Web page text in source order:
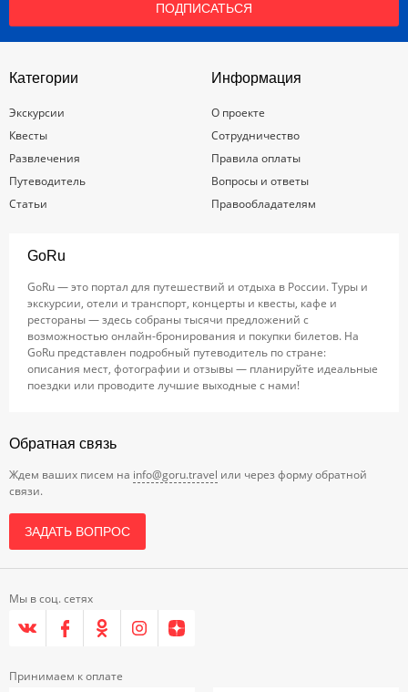
ПОДПИСАТЬСЯ
Категории
Экскурсии
Квесты
Развлечения
Путеводитель
Статьи
Информация
О проекте
Сотрудничество
Правила оплаты
Вопросы и ответы
Правообладателям
GoRu
GoRu — это портал для путешествий и отдыха в России. Туры и
экскурсии, отели и транспорт, концерты и квесты, кафе и
рестораны — здесь собраны тысячи предложений с
возможностью онлайн-бронирования и покупки билетов. На
GoRu представлен подробный путеводитель по стране:
описания мест, фотографии и отзывы — планируйте идеальные
поездки или проводите лучшие выходные с нами!
Обратная связь
Ждем ваших писем на info@goru.travel или через форму обратной
связи.
ЗАДАТЬ ВОПРОС
Мы в соц. сетях
Принимаем к оплате